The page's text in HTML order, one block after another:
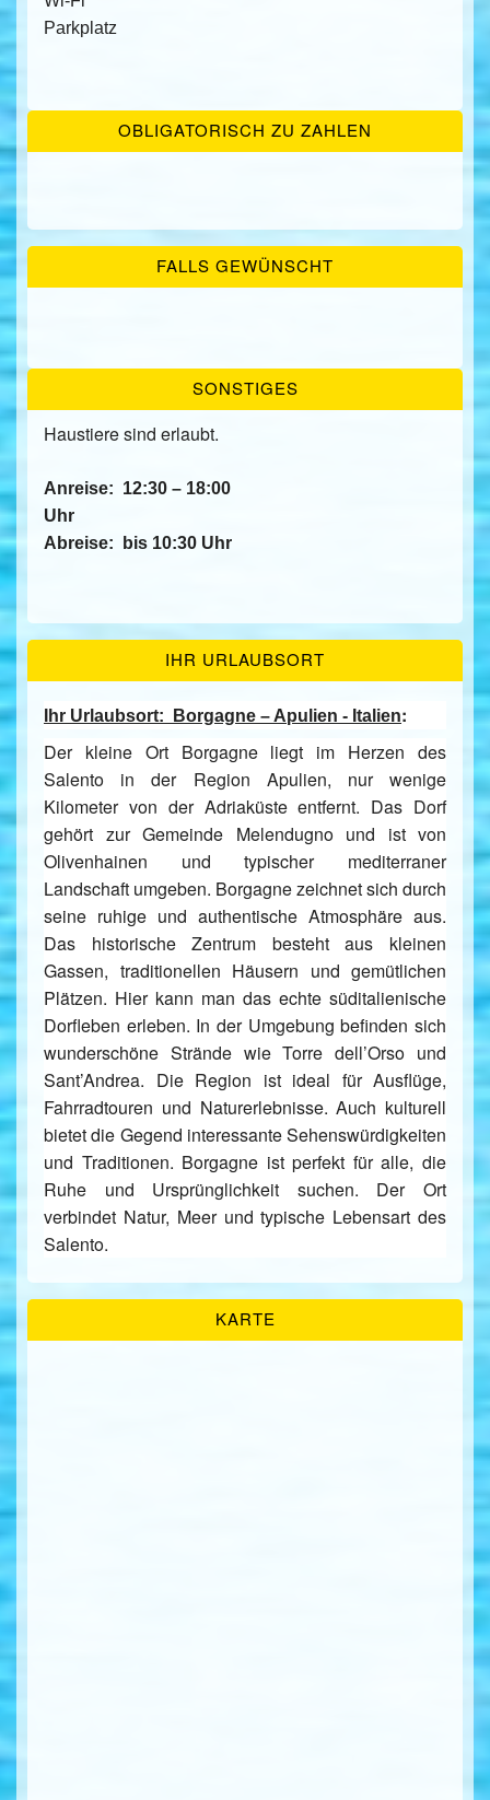
Parkplatz
OBLIGATORISCH ZU ZAHLEN
FALLS GEWÜNSCHT
SONSTIGES
Haustiere sind erlaubt.
Anreise: 12:30 – 18:00
Uhr
Abreise:
bis 10:30 Uhr
IHR URLAUBSORT
Ihr Urlaubsort: Borgagne – Apulien - Italien:
Der kleine Ort Borgagneliegt im Herzen des
Salento in der Region Apulien, nur wenige
Kilometer von der Adriaküste entfernt. Das Dorf
gehört zur Gemeinde Melendugnound ist von
Olivenhainen und typischer mediterraner
Landschaft umgeben. Borgagne zeichnet sich durch
seine ruhige und authentische Atmosphäre aus.
Das historische Zentrum besteht aus kleinen
Gassen, traditionellen Häusern und gemütlichen
Plätzen. Hier kann man das echte süditalienische
Dorfleben erleben. In der Umgebung befinden sich
wunderschöne Strände wieTorre dell’Orso und
Sant’Andrea. Die Region ist ideal für Ausflüge,
Fahrradtouren und Naturerlebnisse. Auch kulturell
bietet die Gegend interessante Sehenswürdigkeiten
und Traditionen. Borgagne ist perfekt für alle, die
Ruhe und Ursprünglichkeit suchen. Der Ort
verbindet Natur, Meer und typische Lebensart des
Salento.
KARTE